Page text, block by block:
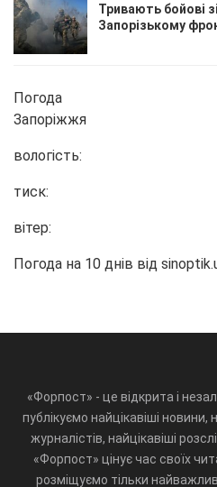
Тривають бойові
Запорізькому
Погода
Запоріжжя
вологість:
тиск:
вітер:
Погода на 10 днів від
«Форпост» - це відкрита і
публікуємо найцікавіші новини,
журналістів, найцікавіші
«Форпост» цінує час своїх
розміщуємо тільки